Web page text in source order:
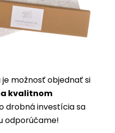
možnosť objednať si
kvalitnom
drobná investícia sa
odporúčame!